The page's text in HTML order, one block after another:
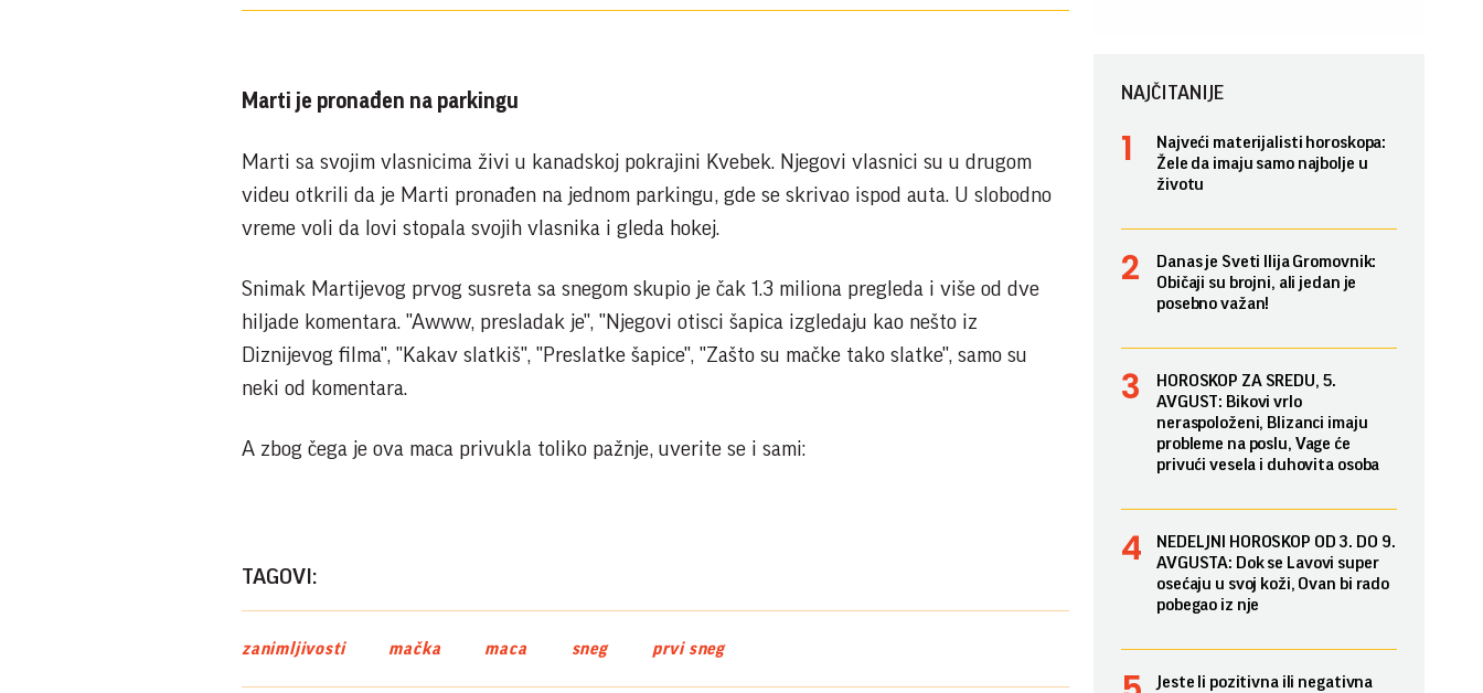
Marti je pronađen na parkingu
Marti sa svojim vlasnicima živi u kanadskoj pokrajini Kvebek. Njegovi vlasnici su u drugom
videu otkrili da je Marti pronađen na jednom parkingu, gde se skrivao ispod auta. U slobodno
vreme voli da lovi stopala svojih vlasnika i gleda hokej.
Snimak Martijevog prvog susreta sa snegom skupio je čak 1.3 miliona pregleda i više od dve
hiljade komentara. "Awww, presladak je", "Njegovi otisci šapica izgledaju kao nešto iz
Diznijevog filma", "Kakav slatkiš", "Preslatke šapice", "Zašto su mačke tako slatke", samo su
neki od komentara.
A zbog čega je ova maca privukla toliko pažnje, uverite se i sami:
TAGOVI:
zanimljivosti mačka maca sneg prvi sneg
NAJČITANIJE
Najveći materijalisti horoskopa:
Žele da imaju samo najbolje u
životu
Danas je Sveti Ilija Gromovnik:
Običaji su brojni, ali jedan je
posebno važan!
HOROSKOP ZA SREDU, 5.
AVGUST: Bikovi vrlo
neraspoloženi, Blizanci imaju
probleme na poslu, Vage će
privući vesela i duhovita osoba
NEDELJNI HOROSKOP OD 3. DO 9.
AVGUSTA: Dok se Lavovi super
osećaju u svoj koži, Ovan bi rado
pobegao iz nje
Jeste li pozitivna ili negativna